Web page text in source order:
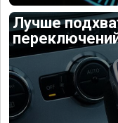
Лучше